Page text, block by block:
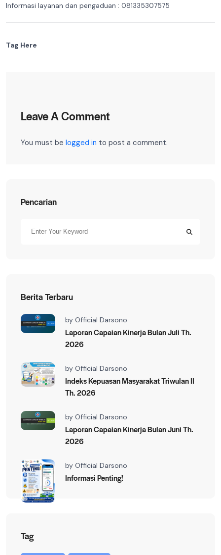
Informasi layanan dan pengaduan : 081335307575
Tag Here
Leave A Comment
You must be logged in to post a comment.
Pencarian
Berita Terbaru
by Official Darsono
Laporan Capaian Kinerja Bulan Juli Th.
2026
by Official Darsono
Indeks Kepuasan Masyarakat Triwulan II
Th. 2026
by Official Darsono
Laporan Capaian Kinerja Bulan Juni Th.
2026
by Official Darsono
Informasi Penting!
Tag